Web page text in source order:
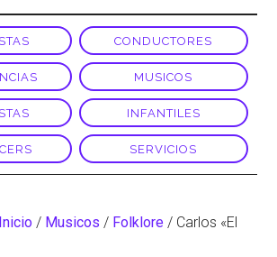
CONDUCTORES
MUSICOS
INFANTILES
SERVICIOS
Inicio / Musicos / Folklore / Carlos «El